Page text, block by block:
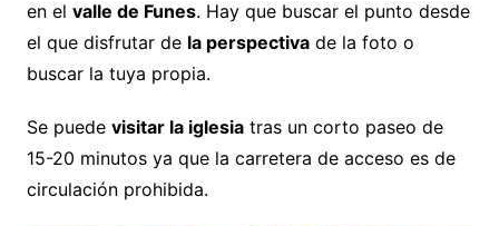
en el valle de Funes. Hay que buscar el punto desde
el que disfrutar de la perspectivade la foto o
buscar la tuya propia.
Se puede visitar la iglesiatras un corto paseo de
15-20 minutos ya que la carretera de acceso es de
circulación prohibida.